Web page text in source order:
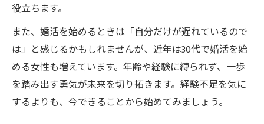
役立ちます。
また、婚活を始めるときは「自分だけが遅れているので
は」と感じるかもしれませんが、近年は30代で婚活を始
める女性も増えています。年齢や経験に縛られず、一歩
を踏み出す勇気が未来を切り拓きます。経験不足を気に
するよりも、今できることから始めてみましょう。